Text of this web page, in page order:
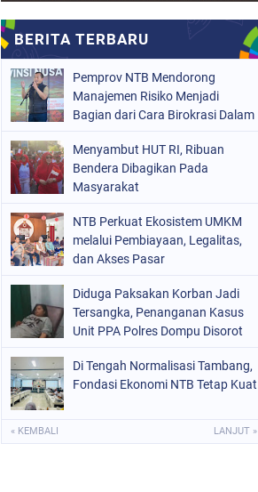
Pemprov NTB Mendorong
Manajemen Risiko Menjadi
Bagian dari Cara Birokrasi Dalam
Menyambut HUT RI, Ribuan
Bendera Dibagikan Pada
Masyarakat
NTB Perkuat Ekosistem UMKM
melalui Pembiayaan, Legalitas,
dan Akses Pasar
Diduga Paksakan Korban Jadi
Tersangka, Penanganan Kasus
Unit PPA Polres Dompu Disorot
Di Tengah Normalisasi Tambang,
Fondasi Ekonomi NTB Tetap Kuat
« KEMBALI LANJUT »